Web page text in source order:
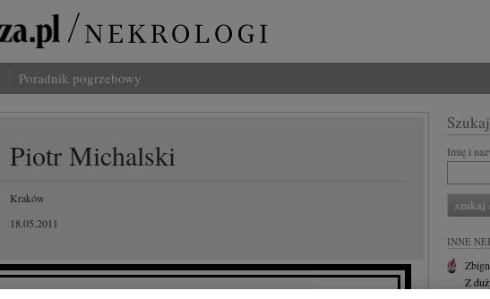
Poradnik pogrzebowy
Piotr Michalski
Kraków
18.05.2011
Imię i
INNE
Z